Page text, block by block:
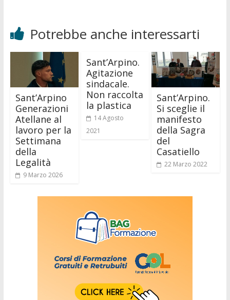
Potrebbe anche interessarti
Sant’Arpino
Generazioni
Atellane al
lavoro per la
Settimana
della
Legalità
9 Marzo 2026
Sant’Arpino.
Agitazione
sindacale.
Non raccolta
la plastica
14 Agosto
2021
Sant’Arpino.
Si sceglie il
manifesto
della Sagra
del
Casatiello
22 Marzo 2022